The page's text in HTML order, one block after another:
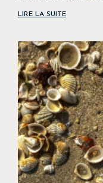
LIRE LA SUITE